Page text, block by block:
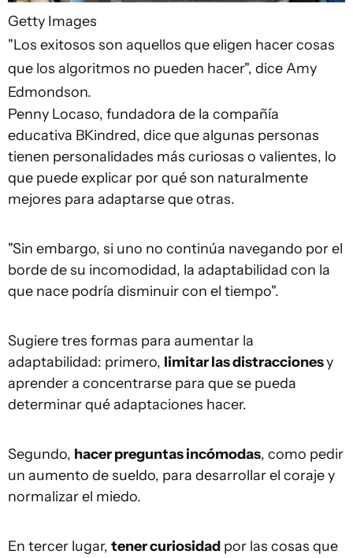
Getty Images
"Los exitosos son aquellos que eligen hacer cosas
que los algoritmos no pueden hacer", dice Amy
Edmondson.
Penny Locaso, fundadora de la compañía
educativa BKindred, dice que algunas personas
tienen personalidades más curiosas o valientes, lo
que puede explicar por qué son naturalmente
mejores para adaptarse que otras.
"Sin embargo, si uno no continúa navegando por el
borde de su incomodidad, la adaptabilidad con la
que nace podría disminuir con el tiempo".
Sugiere tres formas para aumentar la
adaptabilidad: primero, limitar las distraccionesy
aprender a concentrarse para que se pueda
determinar qué adaptaciones hacer.
Segundo, hacer preguntas incómodas, como pedir
un aumento de sueldo, para desarrollar el coraje y
normalizar el miedo.
En tercer lugar, tener curiosidad por las cosas que